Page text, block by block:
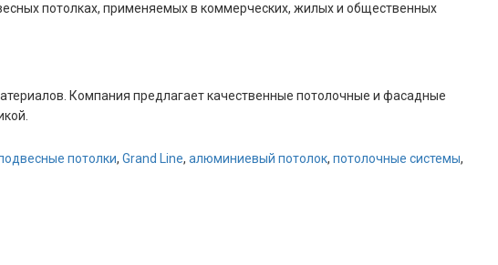
потолках, применяемых в коммерческих, жилых и общественных
Компания предлагает качественные потолочные и фасадные
потолки, Grand Line, алюминиевый потолок, потолочные системы,